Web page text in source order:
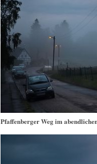
Pfaffenberger Weg im